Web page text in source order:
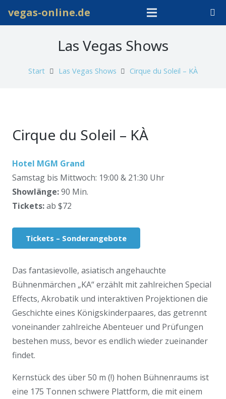
vegas-online.de
Las Vegas Shows
Start Las Vegas Shows Cirque du Soleil – KÀ
Cirque du Soleil – KÀ
Hotel MGM Grand
Samstag bis Mittwoch: 19:00 & 21:30 Uhr
Showlänge:90 Min.
Tickets:ab $72
Tickets – Sonderangebote
Das fantasievolle, asiatisch angehauchte
Bühnenmärchen „KA“ erzählt mit zahlreichen Special
Effects, Akrobatik und interaktiven Projektionen die
Geschichte eines Königskinderpaares, das getrennt
voneinander zahlreiche Abenteuer und Prüfungen
bestehen muss, bevor es endlich wieder zueinander
findet.
Kernstück des über 50 m (!) hohen Bühnenraums ist
eine 175 Tonnen schwere Plattform, die mit einem